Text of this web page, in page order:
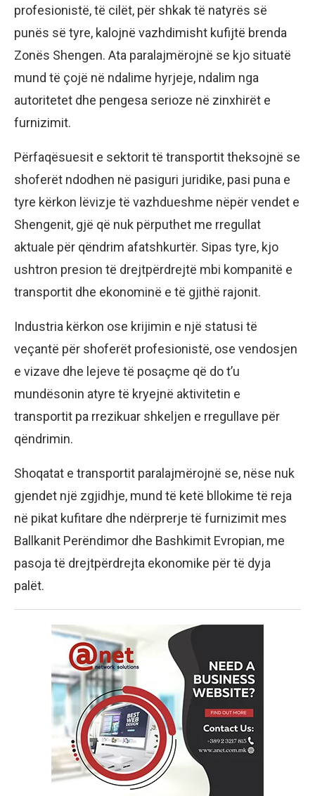
profesionistë, të cilët, për shkak të natyrës së
punës së tyre, kalojnë vazhdimisht kufijtë brenda
Zonës Shengen. Ata paralajmërojnë se kjo situatë
mund të çojë në ndalime hyrjeje, ndalim nga
autoritetet dhe pengesa serioze në zinxhirët e
furnizimit.
Përfaqësuesit e sektorit të transportit theksojnë se
shoferët ndodhen në pasiguri juridike, pasi puna e
tyre kërkon lëvizje të vazhdueshme nëpër vendet e
Shengenit, gjë që nuk përputhet me rregullat
aktuale për qëndrim afatshkurtër. Sipas tyre, kjo
ushtron presion të drejtpërdrejtë mbi kompanitë e
transportit dhe ekonominë e të gjithë rajonit.
Industria kërkon ose krijimin e një statusi të
veçantë për shoferët profesionistë, ose vendosjen
e vizave dhe lejeve të posaçme që do t’u
mundësonin atyre të kryejnë aktivitetin e
transportit pa rrezikuar shkeljen e rregullave për
qëndrimin.
Shoqatat e transportit paralajmërojnë se, nëse nuk
gjendet një zgjidhje, mund të ketë bllokime të reja
në pikat kufitare dhe ndërprerje të furnizimit mes
Ballkanit Perëndimor dhe Bashkimit Evropian, me
pasoja të drejtpërdrejta ekonomike për të dyja
palët.